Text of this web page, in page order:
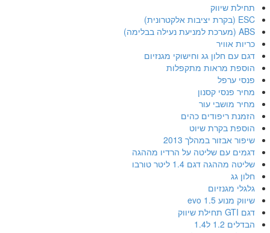
תחילת שיווק
ESC (בקרת יציבות אלקטרונית)
ABS (מערכת למניעת נעילה בבלימה)
כריות אוויר
דגם עם חלון גג וחישוקי מגנזיום
הוספת מראות מתקפלות
פנסי ערפל
מחיר פנסי קסנון
מחיר מושבי עור
הזמנת ריפודים כהים
הוספת בקרת שיוט
שיפור אבזור במהלך 2013
דגמים עם שליטה על הרדיו מההגה
שליטה מההגה דגם 1.4 ליטר טורבו
חלון גג
גלגלי מגנזיום
שיווק מנוע 1.5 evo
דגם GTI תחילת שיווק
הבדלים 1.2 ל1.4